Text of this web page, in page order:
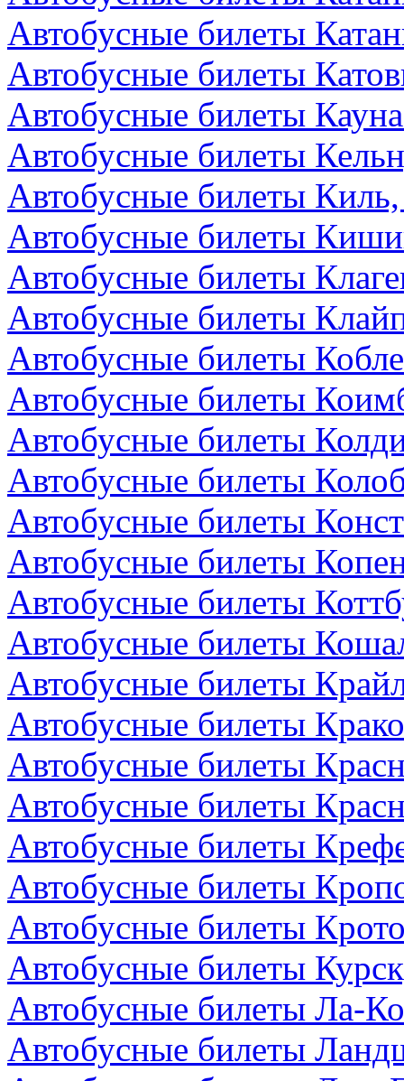
Автобусные билеты
Автобусные билеты
Автобусные билеты
Автобусные билеты
Автобусные билеты
Автобусные билеты
Автобусные билеты
Автобусные билеты
Автобусные билеты
Автобусные билеты
Автобусные билеты
Автобусные билеты
Автобусные билеты
Автобусные билеты
Автобусные билеты
Автобусные билеты
Автобусные билеты
Автобусные билеты
Автобусные билеты
Автобусные билеты
Автобусные билеты
Автобусные билеты
Автобусные билеты
Автобусные билеты
Автобусные билеты Ла-
Автобусные билеты